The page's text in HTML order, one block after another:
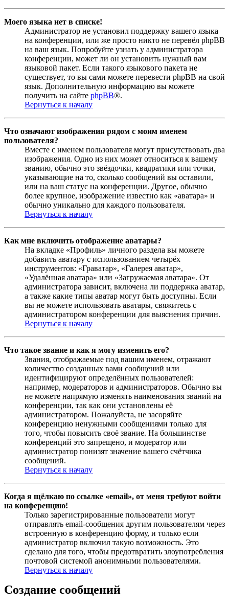
Моего языка нет в списке!
Администратор не установил поддержку вашего языка
на конференции, или же просто никто не перевёл phpBB
на ваш язык. Попробуйте узнать у администратора
конференции, может ли он установить нужный вам
языковой пакет. Если такого языкового пакета не
существует, то вы сами можете перевести phpBB на свой
язык. Дополнительную информацию вы можете
получить на сайте phpBB®.
Вернуться к началу
Что означают изображения рядом с моим именем
пользователя?
Вместе с именем пользователя могут присутствовать два
изображения. Одно из них может относиться к вашему
званию, обычно это звёздочки, квадратики или точки,
указывающие на то, сколько сообщений вы оставили,
или на ваш статус на конференции. Другое, обычно
более крупное, изображение известно как «аватара» и
обычно уникально для каждого пользователя.
Вернуться к началу
Как мне включить отображение аватары?
На вкладке «Профиль» личного раздела вы можете
добавить аватару с использованием четырёх
инструментов: «Граватар», «Галерея аватар»,
«Удалённая аватара» или «Загружаемая аватара». От
администратора зависит, включена ли поддержка аватар,
а также какие типы аватар могут быть доступны. Если
вы не можете использовать аватары, свяжитесь с
администратором конференции для выяснения причин.
Вернуться к началу
Что такое звание и как я могу изменить его?
Звания, отображаемые под вашим именем, отражают
количество созданных вами сообщений или
идентифицируют определённых пользователей:
например, модераторов и администраторов. Обычно вы
не можете напрямую изменять наименования званий на
конференции, так как они установлены её
администратором. Пожалуйста, не засоряйте
конференцию ненужными сообщениями только для
того, чтобы повысить своё звание. На большинстве
конференций это запрещено, и модератор или
администратор понизят значение вашего счётчика
сообщений.
Вернуться к началу
Когда я щёлкаю по ссылке «email», от меня требуют войти
на конференцию!
Только зарегистрированные пользователи могут
отправлять email-сообщения другим пользователям через
встроенную в конференцию форму, и только если
администратор включил такую возможность. Это
сделано для того, чтобы предотвратить злоупотребления
почтовой системой анонимными пользователями.
Вернуться к началу
Создание сообщений